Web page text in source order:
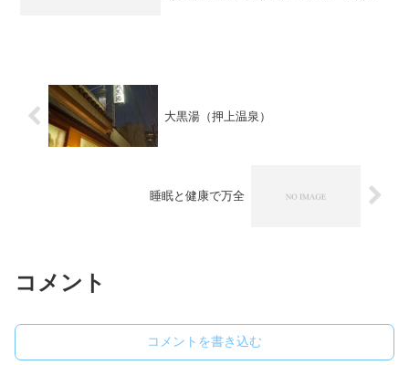
大黒湯（押上温泉）
睡眠と健康で万全
コメント
コメントを書き込む